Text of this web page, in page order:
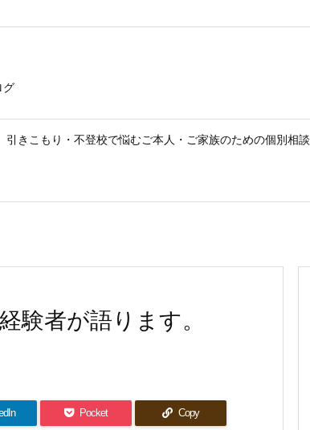
グ
引きこもり・不登校で悩むご本人・ご家族のための個別相談
験者が語ります。
Pocket Copy